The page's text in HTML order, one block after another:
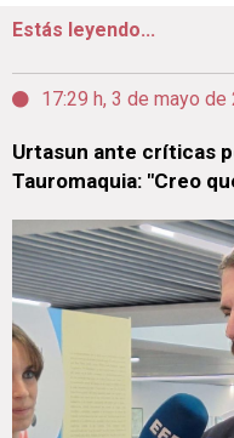
Estás leyendo...
17:29 h, 3 de mayo de
Urtasun ante críticas
Tauromaquia: "Creo